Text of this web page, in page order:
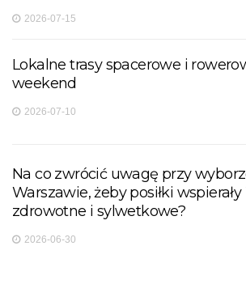
2026-07-15
Lokalne trasy spacerowe i
weekend
2026-07-10
Na co zwrócić uwagę przy
Warszawie, żeby posiłki
zdrowotne i sylwetkowe?
2026-06-30